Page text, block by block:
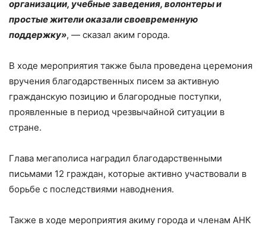
организации, учебные заведения, волонтеры и
простые жители оказали своевременную
поддержку», — сказал аким города.
В ходе мероприятия также была проведена церемония
вручения благодарственных писем за активную
гражданскую позицию и благородные поступки,
проявленные в период чрезвычайной ситуации в
стране.
Глава мегаполиса наградил благодарственными
письмами 12 граждан, которые активно участвовали в
борьбе с последствиями наводнения.
Также в ходе мероприятия акиму города и членам АНК